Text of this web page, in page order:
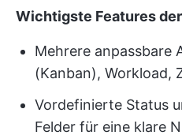
Wichtigste Features
Mehrere anpassbare
(Kanban), Workload,
Vordefinierte Status
Felder für eine klare